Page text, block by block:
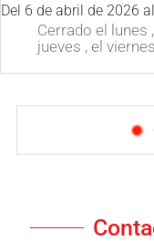
Del 6 de abril de 2026 al
Cerrado el lunes ,
jueves , el viernes